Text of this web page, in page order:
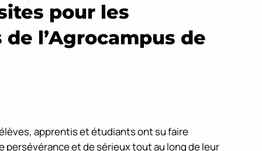
pour les
l’Agrocampus de
apprentis et étudiants ont su faire
persévérance et de sérieux tout au long de leur